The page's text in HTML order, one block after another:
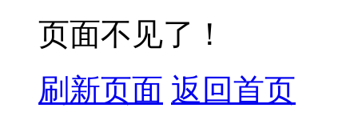
页面不见了！
刷新页面 返回首页